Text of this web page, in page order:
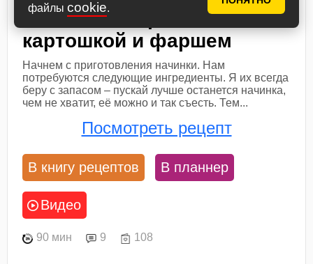
файлы cookie.
Заливной пирог с
картошкой и фаршем
Начнем с приготовления начинки. Нам
потребуются следующие ингредиенты. Я их всегда
беру с запасом – пускай лучше останется начинка,
чем не хватит, её можно и так съесть. Тем...
Посмотреть рецепт
В книгу рецептов В планнер
Видео
90 мин 9 108